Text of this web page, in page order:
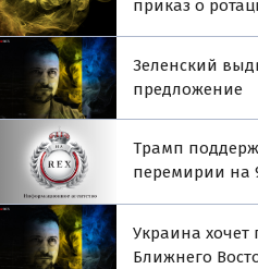
приказ о
Зеленский
предложение
Трамп
перемирии на
Украина хочет
Ближнего